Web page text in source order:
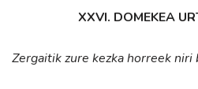
XXVI. DOMEKEA
Zergaitik zure kezka horreek niri